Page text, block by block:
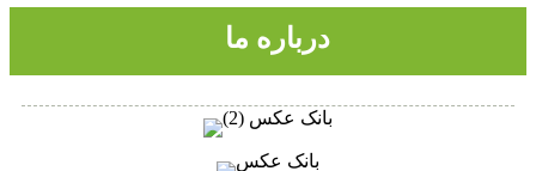
درباره ما